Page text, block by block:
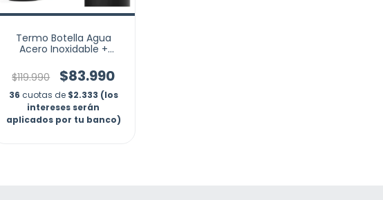
Termo Botella Agua
Acero Inoxidable +
$119.990
$83.990
36 cuotas de $2.333 (los
intereses serán
aplicados por tu banco)